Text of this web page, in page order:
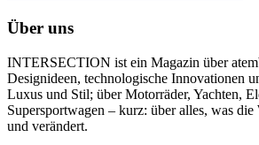
Über uns
INTERSECTION ist ein Magazin über
Designideen, technologische Innovationen
Luxus und Stil; über Motorräder, Yachten,
Supersportwagen – kurz: über alles, was
und verändert.